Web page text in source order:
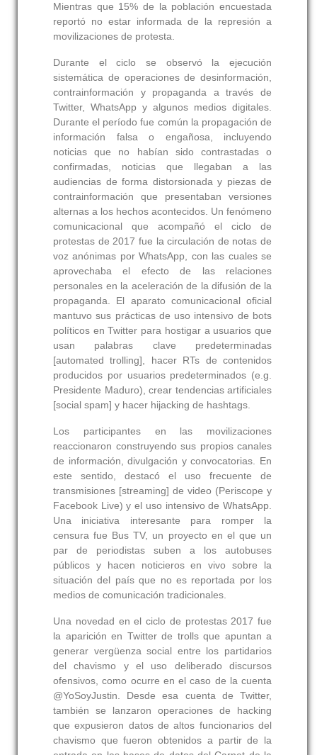
Mientras que 15% de la población encuestada
reportó no estar informada de la represión a
movilizaciones de protesta.
Durante el ciclo se observó la ejecución
sistemática de operaciones de desinformación,
contrainformación y propaganda a través de
Twitter, WhatsApp y algunos medios digitales.
Durante el período fue común la propagación de
información falsa o engañosa, incluyendo
noticias que no habían sido contrastadas o
confirmadas, noticias que llegaban a las
audiencias de forma distorsionada y piezas de
contrainformación que presentaban versiones
alternas a los hechos acontecidos. Un fenómeno
comunicacional que acompañó el ciclo de
protestas de 2017 fue la circulación de notas de
voz anónimas por WhatsApp, con las cuales se
aprovechaba el efecto de las relaciones
personales en la aceleración de la difusión de la
propaganda. El aparato comunicacional oficial
mantuvo sus prácticas de uso intensivo de bots
políticos en Twitter para hostigar a usuarios que
usan palabras clave predeterminadas
[automated trolling], hacer RTs de contenidos
producidos por usuarios predeterminados (e.g.
Presidente Maduro), crear tendencias artificiales
[social spam] y hacer hijacking de hashtags.
Los participantes en las movilizaciones
reaccionaron construyendo sus propios canales
de información, divulgación y convocatorias. En
este sentido, destacó el uso frecuente de
transmisiones [streaming] de video (Periscope y
Facebook Live) y el uso intensivo de WhatsApp.
Una iniciativa interesante para romper la
censura fue Bus TV, un proyecto en el que un
par de periodistas suben a los autobuses
públicos y hacen noticieros en vivo sobre la
situación del país que no es reportada por los
medios de comunicación tradicionales.
Una novedad en el ciclo de protestas 2017 fue
la aparición en Twitter de trolls que apuntan a
generar vergüenza social entre los partidarios
del chavismo y el uso deliberado discursos
ofensivos, como ocurre en el caso de la cuenta
@YoSoyJustin. Desde esa cuenta de Twitter,
también se lanzaron operaciones de hacking
que expusieron datos de altos funcionarios del
chavismo que fueron obtenidos a partir de la